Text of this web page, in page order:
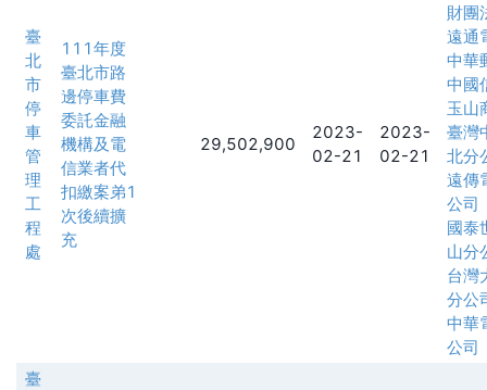
臺
北
市
停
車
管
理
工
程
處
111年度
臺北市路
邊停車費
委託金融
機構及電
信業者代
扣繳案弟1
次後續擴
充
29,502,900
2023-
02-21
2023-
02-21
財團
遠通
中華
中國
玉山
臺灣
北分
遠傳
公司
國泰
山分
台灣
分公
中華
公司
臺